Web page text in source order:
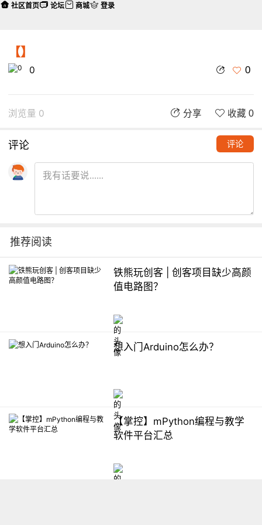
【】
0 0
浏览量 0 分享 收藏 0
评论 评论
推荐阅读
铁熊玩创客 | 创客项目缺少高颜
值电路图？
想入门Arduino怎么办？
【掌控】mPython编程与教学
软件平台汇总
社区首页 论坛 商城 登录